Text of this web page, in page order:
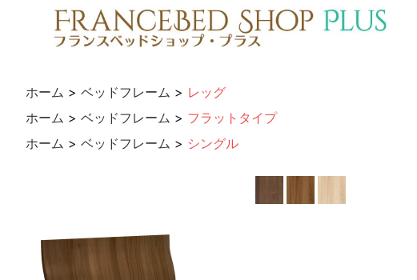
ホーム > ベッドフレーム > レッグ
ホーム > ベッドフレーム > フラットタイプ
ホーム > ベッドフレーム > シングル